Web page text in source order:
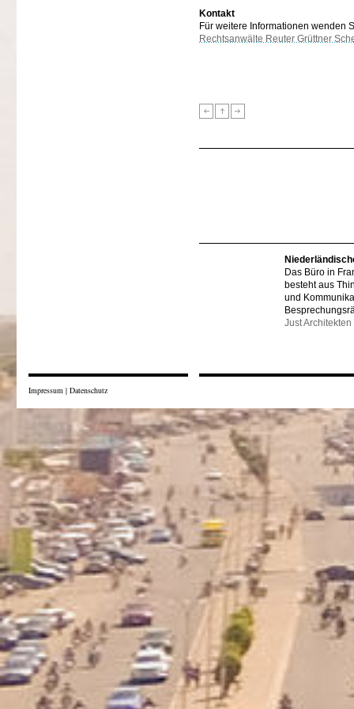
Kontakt
Für weitere Informationen wenden
Rechtsanwälte Reuter Grüttner
Das Büro in
besteht aus
und
Just Architekten
Impressum | Datenschutz